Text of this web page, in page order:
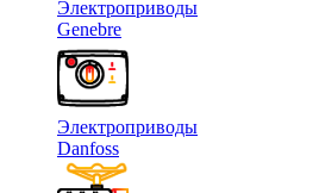
Электроприводы
Genebre
Электроприводы
Danfoss